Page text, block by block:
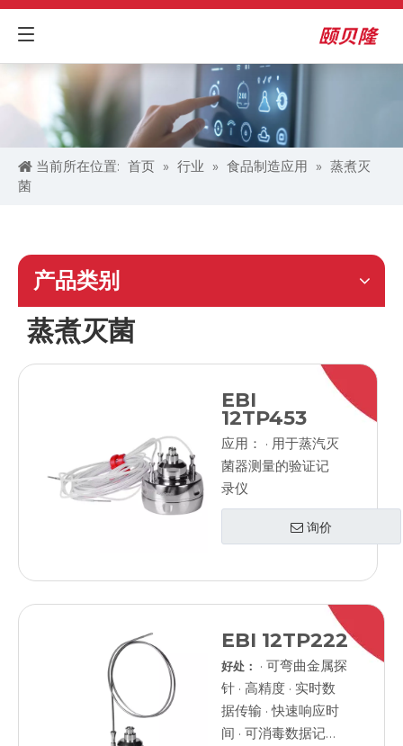
当前所在位置: 首页 » 行业 » 食品制造应用 » 蒸煮灭
菌
产品类别
蒸煮灭菌
EBI
12TP453
应用： · 用于蒸汽灭
菌器测量的验证记
录仪
询价
EBI 12TP222
好处：
· 可弯曲金属探
针 · 高精度 · 实时数
据传输 · 快速响应时
间 · 可消毒数据记录